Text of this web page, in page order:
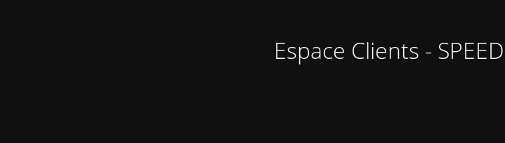
Espace Clients -